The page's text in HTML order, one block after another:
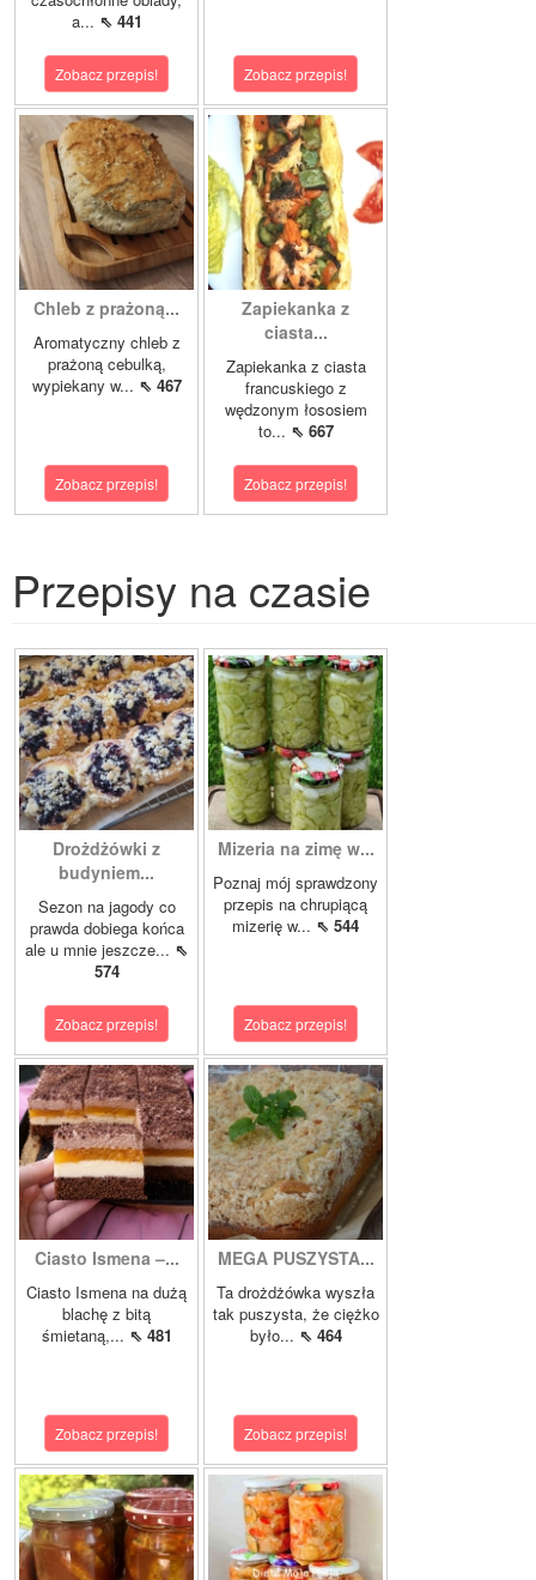
a... ⇖ 441
Zobacz przepis! Zobacz przepis!
Chleb z prażoną...
Aromatyczny chleb z
prażoną cebulką,
wypiekany w... ⇖ 467
Zobacz przepis!
Zapiekanka z
ciasta...
Zapiekanka z ciasta
francuskiego z
wędzonym łososiem
to... ⇖ 667
Zobacz przepis!
Przepisy na czasie
Drożdżówki z
budyniem...
Sezon na jagody co
prawda dobiega końca
ale u mnie jeszcze... ⇖
574
Zobacz przepis!
Mizeria na zimę w...
Poznaj mój sprawdzony
przepis na chrupiącą
mizerię w... ⇖ 544
Zobacz przepis!
Ciasto Ismena –...
Ciasto Ismena na dużą
blachę z bitą
śmietaną,... ⇖ 481
Zobacz przepis!
MEGA PUSZYSTA...
Ta drożdżówka wyszła
tak puszysta, że ciężko
było... ⇖ 464
Zobacz przepis!